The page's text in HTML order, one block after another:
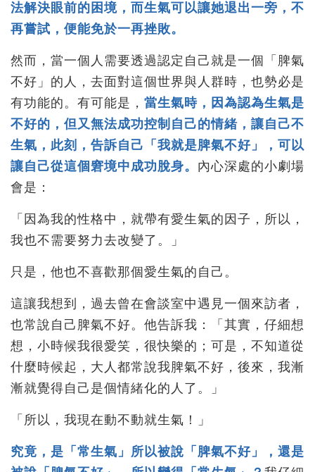
法解決眼前的困境，而生氣可以讓她退出一旁，不
再嘗試，便能免於一再挫敗。
然而，當一個人需要透過認定自己就是一個「脾氣
不好」的人，去面對這個世界與人群時，也勢必是
有功能的。有可能是， 當生氣時，因為認為生氣是
不好的，但又無法成功控制自己的情緒，讓自己不
生氣，此刻，告訴自己「我就是脾氣不好」，可以
讓自己從這個窘境中成功脫身。 內心深處的小劇場
會是：
「因為我的性格中，就帶有愛生氣的因子，所以，
我也不需要努力去改變了。」
只是，他也不喜歡那個愛生氣的自己。
這讓我想到，過去曾在會談室中遇見一個來訪者，
也常說自己脾氣不好。他告訴我：「其實，仔細想
想，小時候我很愛笑，很快樂的；可是，不知道從
什麼時候起，大人都常說我脾氣不好，後來，我漸
漸就覺得自己是個情緒化的人了。」
「所以，我現在動不動就生氣！」
究竟，是「常生氣」所以被說「脾氣不好」，還是